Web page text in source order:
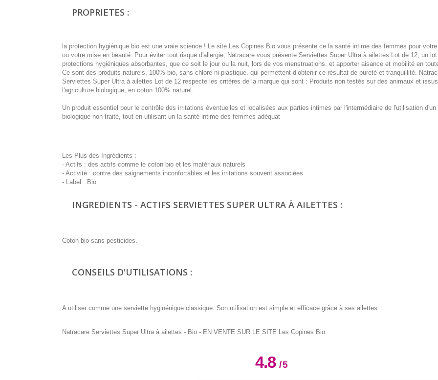
PROPRIETES :
la protection hygiénique bio est une vraie science ! Le site Les Copines Bio vous présente ce la santé intime des femmes pour
ou votre mise en beauté. Pour éviter tout risque d'allergie, Natracare vous présente Serviettes Super Ultra à ailettes Lot de 12, un
protections hygiéniques absorbantes, que ce soit le jour ou la nuit, lors de vos menstruations. et apporter aisance et mobilité en
Ce sont des produits naturels, 100% bio, sans chlore ni plastique. qui permettent d’obtenir ce résultat de pureté et tranquillité.
Serviettes Super Ultra à ailettes Lot de 12 respecte les critères de la marque qui sont : Produits non testés sur des animaux et
l'agriculture biologique, en coton 100% naturel.
Un produit essentiel pour le contrôle des irritations éventuelles et localisées aux parties intimes par l'intermédiaire de l'utilisation d'un
biologique non traité, tout en utilisant un la santé intime des femmes adéquat
Les Plus des Ingrédients :
- Actifs : des actifs comme le coton bio et les matériaux naturels
- Activité : contre des saignements inconfortables et les irritations souvent associées
- Label : Bio
INGREDIENTS - ACTIFS SERVIETTES SUPER ULTRA À AILETTES :
Coton bio sans pesticides.
CONSEILS D'UTILISATIONS :
A utiliser comme une serviette hyginénique classique. Son utilisation est simple et efficace grâce à ses ailettes.
Natracare Serviettes Super Ultra à ailettes - Bio - EN VENTE SUR LE SITE Les Copines Bio.
4.8/5